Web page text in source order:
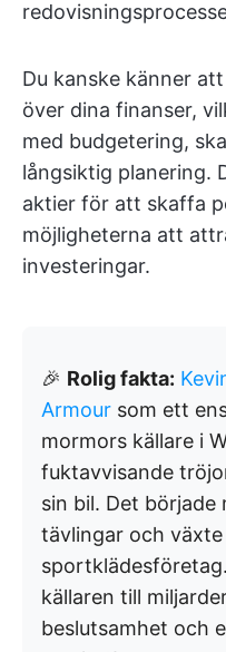
Du kanske känner
över dina finanser,
med budgetering,
långsiktig planering.
aktier för att skaffa
möjligheterna att
investeringar.
🎉 Rolig fakta:
Armour som ett
mormors källare i
fuktavvisande
sin bil. Det började
tävlingar och
källaren till
beslutsamhet och